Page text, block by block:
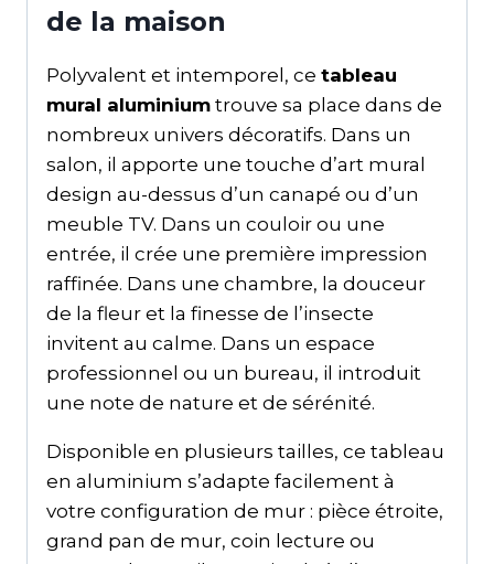
de la maison
Polyvalent et intemporel, ce tableau
mural aluminium trouve sa place dans de
nombreux univers décoratifs. Dans un
salon, il apporte une touche d’art mural
design au-dessus d’un canapé ou d’un
meuble TV. Dans un couloir ou une
entrée, il crée une première impression
raffinée. Dans une chambre, la douceur
de la fleur et la finesse de l’insecte
invitent au calme. Dans un espace
professionnel ou un bureau, il introduit
une note de nature et de sérénité.
Disponible en plusieurs tailles, ce tableau
en aluminium s’adapte facilement à
votre configuration de mur : pièce étroite,
grand pan de mur, coin lecture ou